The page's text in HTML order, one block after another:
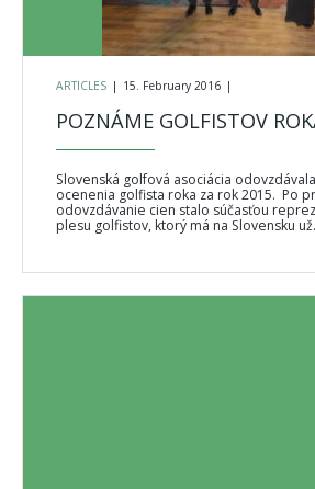
ARTICLES | 15. February 2016 |
POZNÁME GOLFISTOV
Slovenská golfová asociácia
ocenenia golfista roka za rok 2015. Po
odovzdávanie cien stalo súčasťou
plesu golfistov, ktorý má na Slovensku